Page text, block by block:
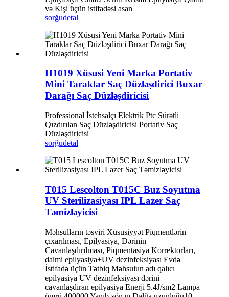
və Kişi üçün istifadəsi asan
sorğudetal
H1019 Xüsusi Yeni Marka Portativ
Mini Taraklar Saç Düzləşdirici Buxar
Darağı Saç Düzləşdiricisi
Professional İstehsalçı Elektrik Ptc Sürətli
Qızdırılan Saç Düzləşdiricisi Portativ Saç
Düzləşdiricisi
sorğudetal
T015 Lescolton T015C Buz Soyutma
UV Sterilizasiyası IPL Lazer Saç
Təmizləyicisi
Məhsulların təsviri Xüsusiyyət Piqmentlərin
çıxarılması, Epilyasiya, Dərinin
Cavanlaşdırılması, Piqmentasiya Korrektorları,
daimi epilyasiya+UV dezinfeksiyası Evdə
İstifadə üçün Tətbiq Məhsulun adı qalıcı
epilyasiya UV dezinfeksiyası dərini
cavanlaşdıran epilyasiya Enerji 5.4J/sm2 Lampa